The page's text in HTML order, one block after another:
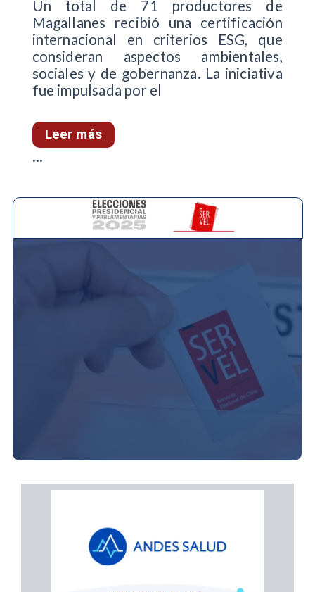
Un total de 71 productores de
Magallanes recibió una certificación
internacional en criterios ESG, que
consideran aspectos ambientales,
sociales y de gobernanza. La iniciativa
fue impulsada por el
Leer más
...